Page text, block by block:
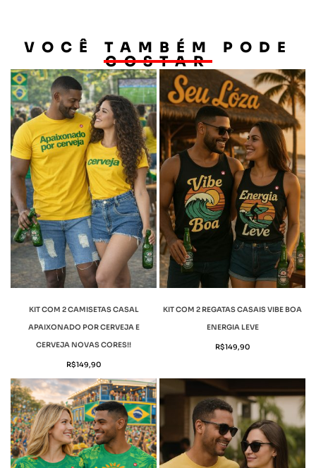
VOCÊ TAMBÉM PODE
GOSTAR
KIT COM 2 CAMISETAS CASAL
APAIXONADO POR CERVEJA E
CERVEJA NOVAS CORES!!
R$149,90
KIT COM 2 REGATAS CASAIS VIBE BOA
ENERGIA LEVE
R$149,90